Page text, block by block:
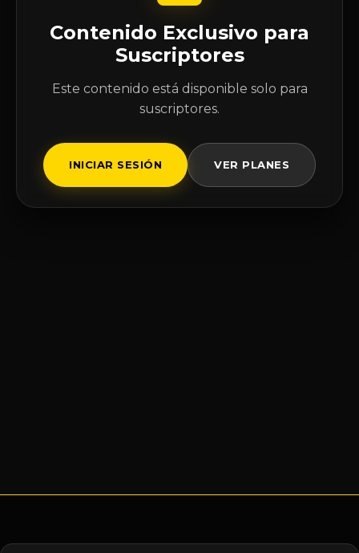
Contenido Exclusivo para
Suscriptores
Este contenido está disponible solo para
suscriptores.
INICIAR SESIÓN VER PLANES